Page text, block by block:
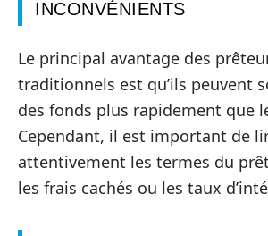
INCONVÉNIENTS
Le principal avantage des
traditionnels est qu’ils peuvent
des fonds plus rapidement que
Cependant, il est important de
attentivement les termes du
les frais cachés ou les taux